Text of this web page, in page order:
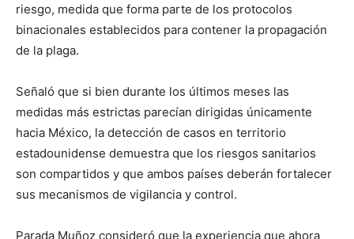
riesgo, medida que forma parte de los protocolos
binacionales establecidos para contener la propagación
de la plaga.
Señaló que si bien durante los últimos meses las
medidas más estrictas parecían dirigidas únicamente
hacia México, la detección de casos en territorio
estadounidense demuestra que los riesgos sanitarios
son compartidos y que ambos países deberán fortalecer
sus mecanismos de vigilancia y control.
Parada Muñoz consideró que la experiencia que ahora